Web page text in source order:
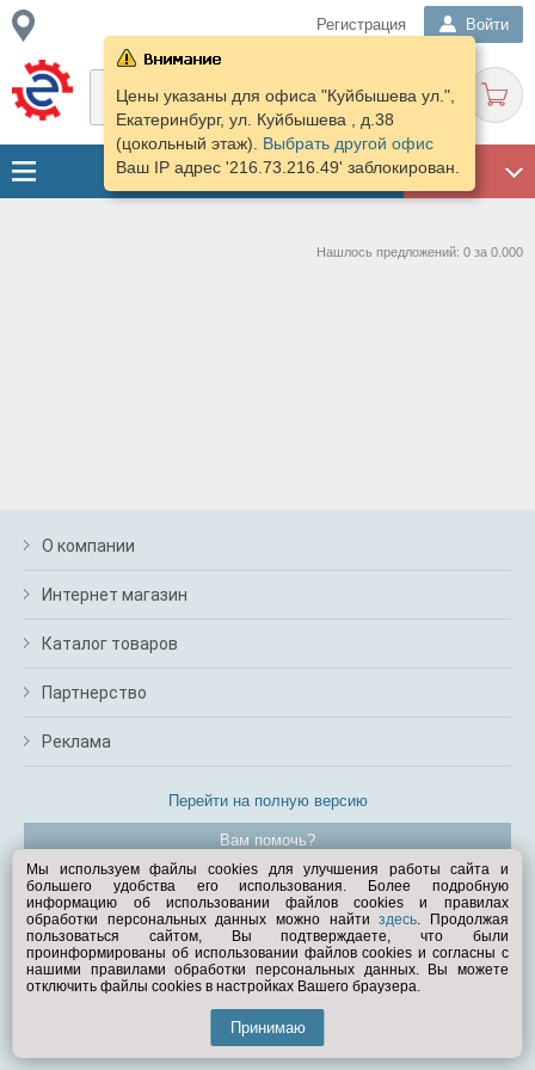
Регистрация Войти
ГАРАЖ
Цены указаны для офиса "Куйбышева ул.",
Екатеринбург, ул. Куйбышева , д.38
(цокольный этаж). Выбрать другой офис
Ваш IP адрес '216.73.216.49' заблокирован.
Нашлось предложений: 0 за 0.000
О компании
Интернет магазин
Каталог товаров
Партнерство
Реклама
Перейти на полную версию
Вам помочь?
© Exist.ru 1998—2026
Мы используем файлы cookies для улучшения работы сайта и
большего удобства его использования. Более подробную
информацию об использовании файлов cookies и правилах
обработки персональных данных можно найтиздесь. Продолжая
пользоваться сайтом, Вы подтверждаете, что были
проинформированы об использовании файлов cookies и согласны с
нашими правилами обработки персональных данных. Вы можете
отключить файлы cookies в настройках Вашего браузера.
Принимаю